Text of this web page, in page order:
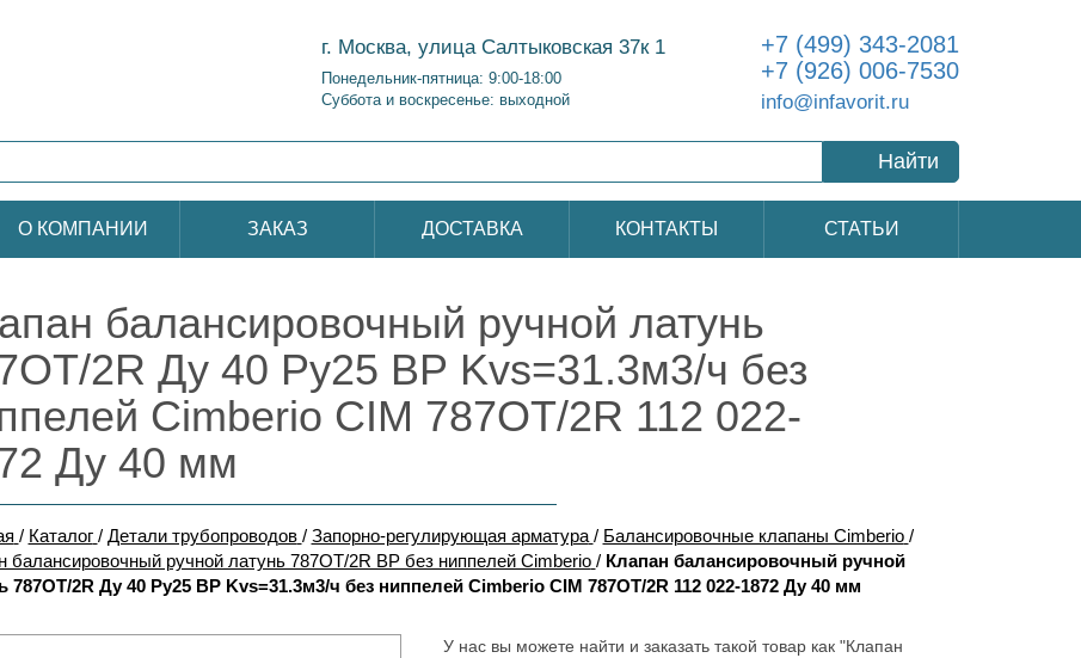
г. Москва, улица Салтыковская 37к 1
Понедельник-пятница: 9:00-18:00
Суббота и воскресенье: выходной
+7 (499) 343-2081
+7 (926) 006-7530
info@infavorit.ru
Найти
О КОМПАНИИ ЗАКАЗ ДОСТАВКА КОНТАКТЫ СТАТЬИ
балансировочный ручной латунь
2R Ду 40 Ру25 ВР Kvs=31.3м3/ч без
Cimberio CIM 787OT/2R 112 022-
Ду 40 мм
/ Каталог / Детали трубопроводов / Запорно-регулирующая арматура / Балансировочные клапаны Cimberio /
балансировочный ручной латунь 787ОТ/2R ВР без ниппелей Cimberio / Клапан балансировочный ручной
787ОТ/2R Ду 40 Ру25 ВР Kvs=31.3м3/ч без ниппелей Cimberio CIM 787OT/2R 112 022-1872 Ду 40 мм
У нас вы можете найти и заказать такой товар как "Клапан